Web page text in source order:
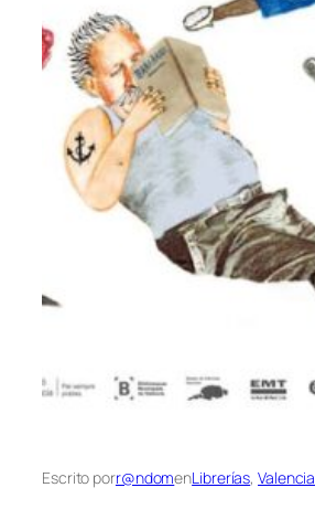
Escrito porr@ndomenLibrerías, Valencia